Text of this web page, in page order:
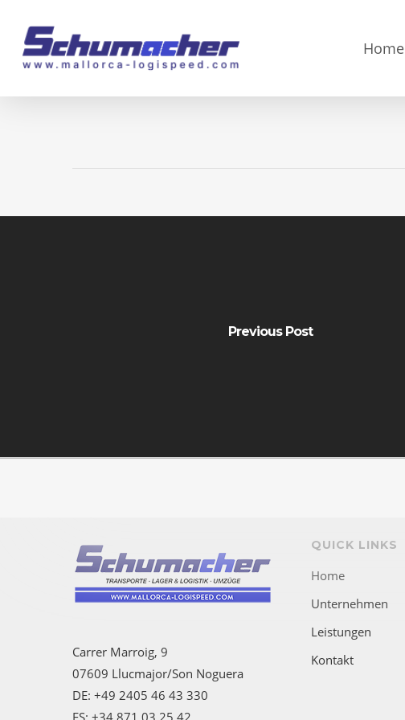
main
Home
Previous Post
Carrer Marroig, 9
07609 Llucmajor/Son Noguera
DE: +49 2405 46 43 330
ES: +34 871 03 25 42
QUICK LINKS
Home
Unternehmen
Leistungen
Kontakt